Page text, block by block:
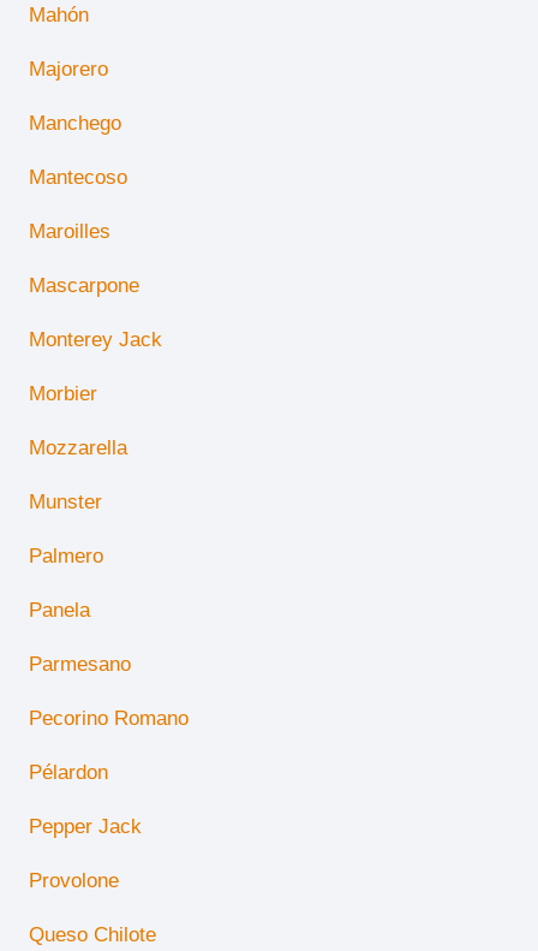
Mahón
Majorero
Manchego
Mantecoso
Maroilles
Mascarpone
Monterey Jack
Morbier
Mozzarella
Munster
Palmero
Panela
Parmesano
Pecorino Romano
Pélardon
Pepper Jack
Provolone
Queso Chilote